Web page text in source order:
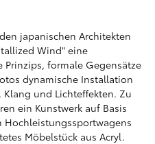
japanischen Architekten
Wind" eine
formale Gegensätze
dynamische Installation
und Lichteffekten. Zu
ein Kunstwerk auf Basis
Hochleistungssportwagens
Möbelstück aus Acryl.